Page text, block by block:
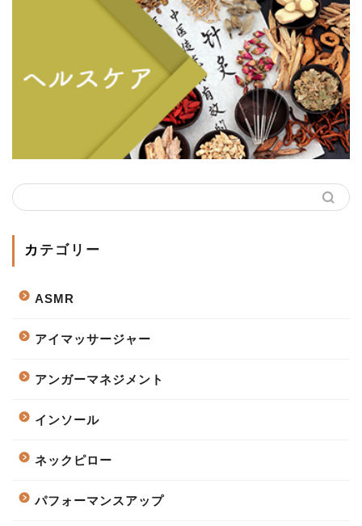
カテゴリー
ASMR
アイマッサージャー
アンガーマネジメント
インソール
ネックピロー
パフォーマンスアップ